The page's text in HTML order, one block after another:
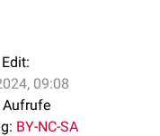
09:08
BY-NC-SA